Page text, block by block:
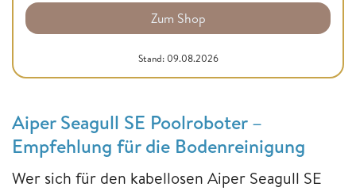
Zum Shop
Stand: 09.08.2026
Aiper Seagull SE Poolroboter –
Empfehlung für die Bodenreinigung
Wer sich für den kabellosen Aiper Seagull SE